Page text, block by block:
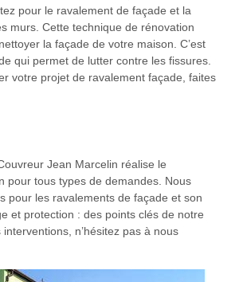
pour le ravalement de façade et la
murs. Cette technique de rénovation
la façade de votre maison. C’est
qui permet de lutter contre les fissures.
votre projet de ravalement façade, faites
Jean Marcelin réalise le
pour tous types de demandes. Nous
pour les ravalements de façade et son
et protection : des points clés de notre
n’hésitez pas à nous